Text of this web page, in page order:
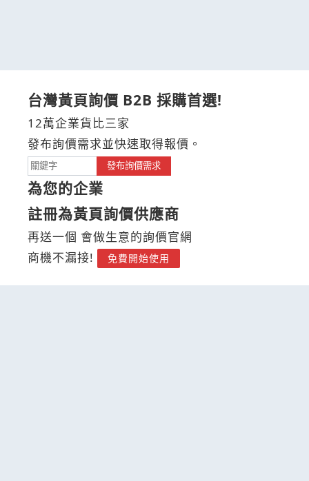
台灣黃頁詢價 B2B 採購首選!
12萬企業貨比三家
發布詢價需求並快速取得報價。
發布詢價需求
為您的企業
註冊為黃頁詢價供應商
再送一個 會做生意的詢價官網
商機不漏接!
免費開始使用